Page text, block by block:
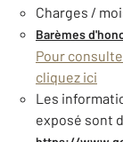
Charges /
Barèmes
Pour
cliquez ici
Les
exposé sont